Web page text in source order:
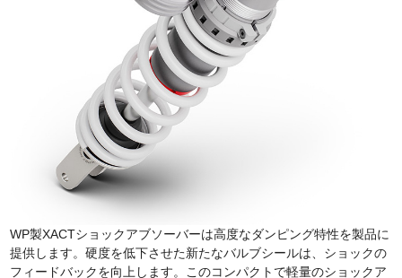
WP製XACTショックアブソーバーは高度なダンピング特性を製品に
提供します。硬度を低下させた新たなバルブシールは、ショックの
フィードバックを向上します。このコンパクトで軽量のショックア